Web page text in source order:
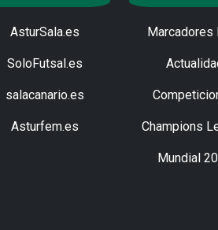
AsturSala.es
SoloFutsal.es
salacanario.es
Asturfem.es
Marcadores
Champions
Mundial